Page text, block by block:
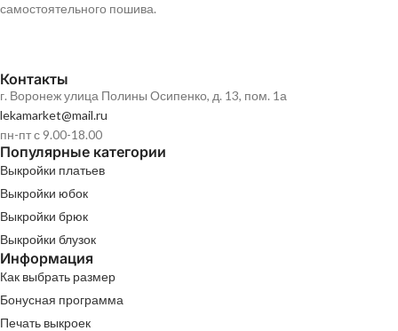
самостоятельного пошива.
Контакты
г. Воронеж улица Полины Осипенко, д. 13, пом. 1а
lekamarket@mail.ru
пн-пт с 9.00-18.00
Популярные категории
Выкройки платьев
Выкройки юбок
Выкройки брюк
Выкройки блузок
Информация
Как выбрать размер
Бонусная программа
Печать выкроек